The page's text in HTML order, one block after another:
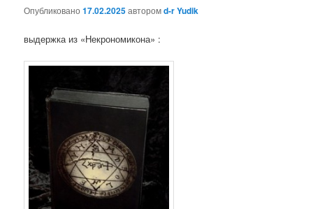
Опубликовано17.02.2025авторомd-r Yudik
выдержка из «Некрономикона» :